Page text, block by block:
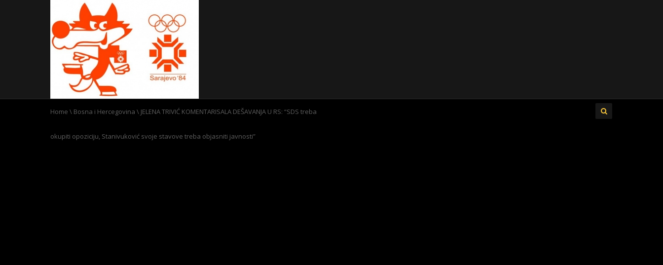
Home \ Bosna i Hercegovina \ JELENA TRIVIĆ KOMENTARISALA DEŠAVANJA U RS: “SDS treba
okupiti opoziciju, Stanivuković svoje stavove treba objasniti javnosti”